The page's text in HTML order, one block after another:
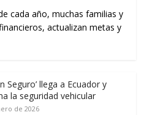
cada año, muchas familias y
actualizan metas y
Seguro’ llega a Ecuador y
la seguridad vehicular
de 2026